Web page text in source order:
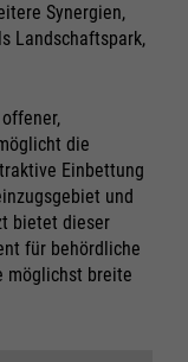
Synergien,
Landschaftspark,
die
Einbettung
und
bietet dieser
für behördliche
möglichst breite